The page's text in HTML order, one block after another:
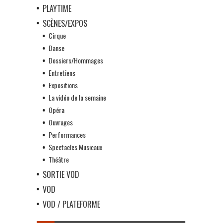
PLAYTIME
SCÈNES/EXPOS
Cirque
Danse
Dossiers/Hommages
Entretiens
Expositions
La vidéo de la semaine
Opéra
Ouvrages
Performances
Spectacles Musicaux
Théâtre
SORTIE VOD
VOD
VOD / PLATEFORME